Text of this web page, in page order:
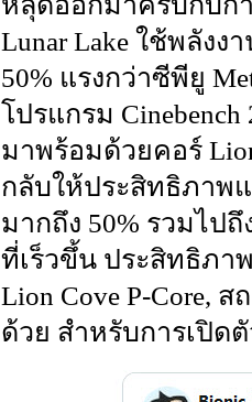
Lunar Lake ใช้พลัง
50% แรงกว่าซีพียู
โปรแกรม Cinebench
มาพร้อมด้วยคอร์
กลับให้ประสิทธิภาพแ
มากถึง 50% รวมไป
ที่เร็วขึ้น ประสิทธิภา
Lion Cove P-Core,
ด้วย สำหรับการเปิด